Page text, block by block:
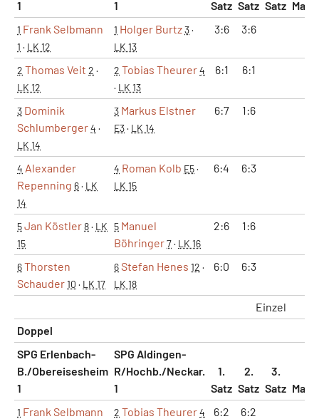
1
1
Satz Satz Satz
1 Frank Selbmann
1 · LK 12
1 Holger Burtz3·
LK 13
3:6 3:6
2 Thomas Veit 2 ·
LK 12
2 Tobias Theurer4
· LK 13
6:1 6:1
3 Dominik
Schlumberger4 ·
LK 14
3 Markus Elstner
E3· LK 14
6:7 1:6
4 Alexander
Repenning 6· LK
14
4 Roman Kolb E5·
LK 15
6:4 6:3
5Jan Köstler8· LK
15
5 Manuel
Böhringer7· LK 16
2:6 1:6
6Thorsten
Schauder10 · LK 17
6Stefan Henes 12 ·
LK 18
6:0 6:3
Einzel
Doppel
SPG Erlenbach-
B./Obereisesheim
1
SPG Aldingen-
R/Hochb./Neckar.
1
1.
Satz
2.
Satz
3.
Satz
1 Frank Selbmann 2 Tobias Theurer4
6:2 6:2